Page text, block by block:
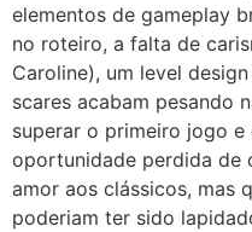
elementos de gameplay
no roteiro, a falta de
Caroline), um level
scares acabam pesando
superar o primeiro jogo e
oportunidade perdida de
amor aos clássicos, mas
poderiam ter sido